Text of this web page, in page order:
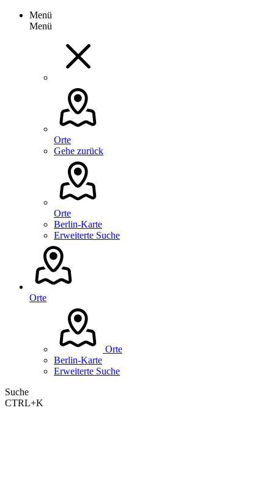
Menü
Menü
Orte
Gehe zurück
Orte
Berlin-Karte
Erweiterte Suche
Orte
Orte
Berlin-Karte
Erweiterte Suche
Suche
CTRL+K